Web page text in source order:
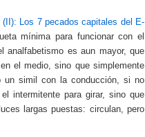
(II): Los 7 pecados capitales del E-
mínima para funcionar con el
analfabetismo es aun mayor, que
el medio, sino que simplemente
un simil con la conducción, si no
intermitente para girar, sino que
largas puestas: circulan, pero